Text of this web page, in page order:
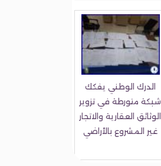
الدرك الوطني يفكك
شبكة متورطة في تزوير
الوثائق العقارية والاتجار
غير المشروع بالأراضي